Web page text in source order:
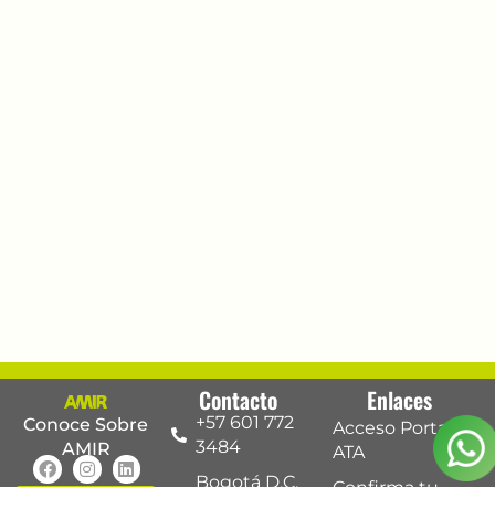
Conoce Sobre
AMIR
Contacto
+57 601 772
3484
Bogotá D.C.
Enlaces
Acceso Portal
ATA
Confirma tu